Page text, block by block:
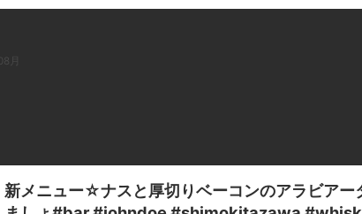
08月
新メニュー☆ナスと厚切りベーコンのアラビア